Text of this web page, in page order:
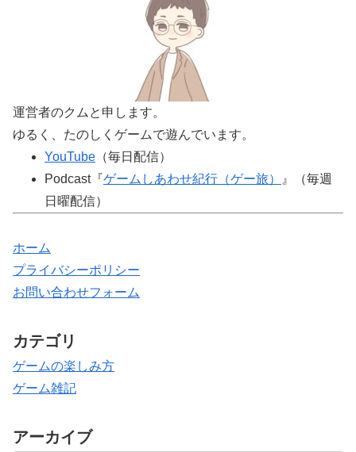
運営者のクムと申します。
ゆるく、たのしくゲームで遊んでいます。
YouTube （毎日配信）
Podcast『ゲームしあわせ紀行（ゲー旅）
』（毎週
日曜配信）
ホーム
プライバシーポリシー
お問い合わせフォーム
カテゴリ
ゲームの楽しみ方
ゲーム雑記
アーカイブ